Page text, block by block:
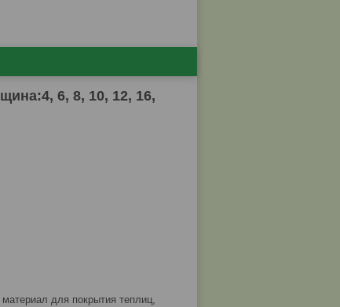
6, 8, 10, 12, 16,
для покрытия теплиц,